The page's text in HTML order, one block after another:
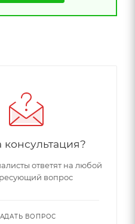
ответят на любой
вопрос
ВОПРОС